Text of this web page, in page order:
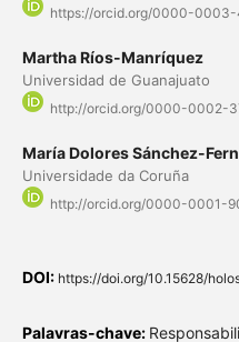
https://orcid.org/0000-
Martha Ríos-Manríquez
Universidad de Guanajuato
http://orcid.org/0000-0002-
María Dolores Sánchez-
Universidade da Coruña
http://orcid.org/0000-0001-
DOI: https://doi.org/10.15628/
Palavras-chave: